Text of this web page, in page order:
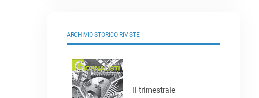
ARCHIVIO STORICO RIVISTE
Il trimestrale